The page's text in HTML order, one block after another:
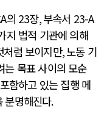
의 23장,부속서 23-A
지 법적 기관에 의해
처럼 보이지만,노동 기
는 목표 사이의 모순
함하고 있는 집행 메
분명해진다.